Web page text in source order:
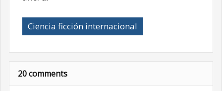
Ciencia ficción internacional
20 comments